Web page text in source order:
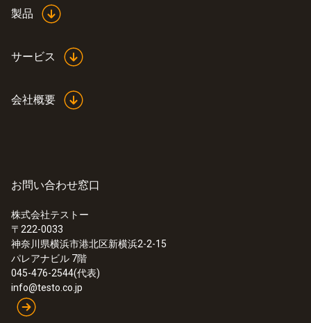
えば温度計のチャネル/プローブ接続口が2ヶ
所あるデータロガー/変換器は、校正料金が
倍になります。
:0572 1901
testo 190 T1 - 耐熱･耐圧データロガー
製品
サービス
会社概要
お問い合わせ窓口
株式会社テストー
〒222-0033
神奈川県横浜市港北区新横浜2-2-15
パレアナビル 7階
045-476-2544(代表)
info@testo.co.jp